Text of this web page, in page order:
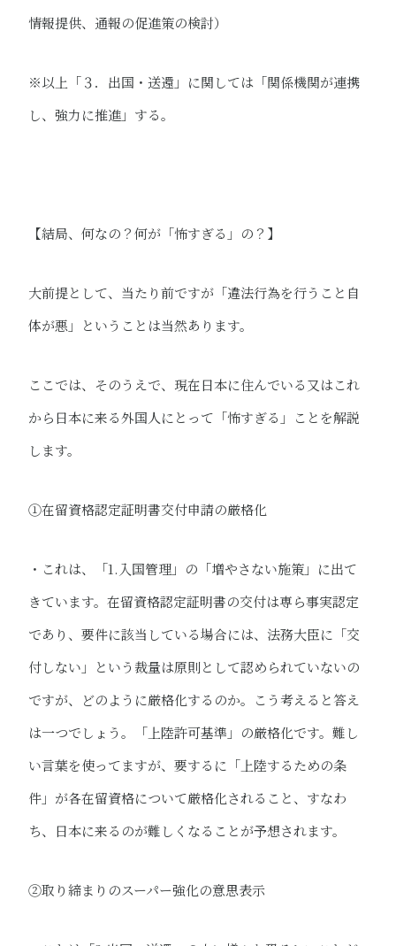
情報提供、通報の促進策の検討​）
※以上「３．出国・送還」に関しては「関係機関が連携
し、強力に推進」する。
【結局、何なの？何が「怖すぎる」の？】
大前提として、当たり前ですが「違法行為を行うこと自
体が悪」ということは当然あります。​
ここでは、そのうえで、現在日本に住んでいる又はこれ
から日本に来る外国人にとって「怖すぎる」ことを解説
します。
①​在留資格認定証明書交付申請の厳格化
・これは、「1.入国管理」の「増やさない施策」に出て
きています。在留資格認定証明書の交付は専ら事実認定
であり、要件に該当している場合には、法務大臣に「交
付しない」という裁量は原則として認められていないの
ですが、どのように厳格化するのか。こう考えると答え
は一つでしょう。「上陸許可基準」の厳格化です。難し
い言葉を使ってますが、要するに「上陸するための条
件」が​各在留資格について厳格化されること、すなわ
ち、日本に来るのが難しくなることが予想されます。
②取り締まりのスーパー強化の意思表示